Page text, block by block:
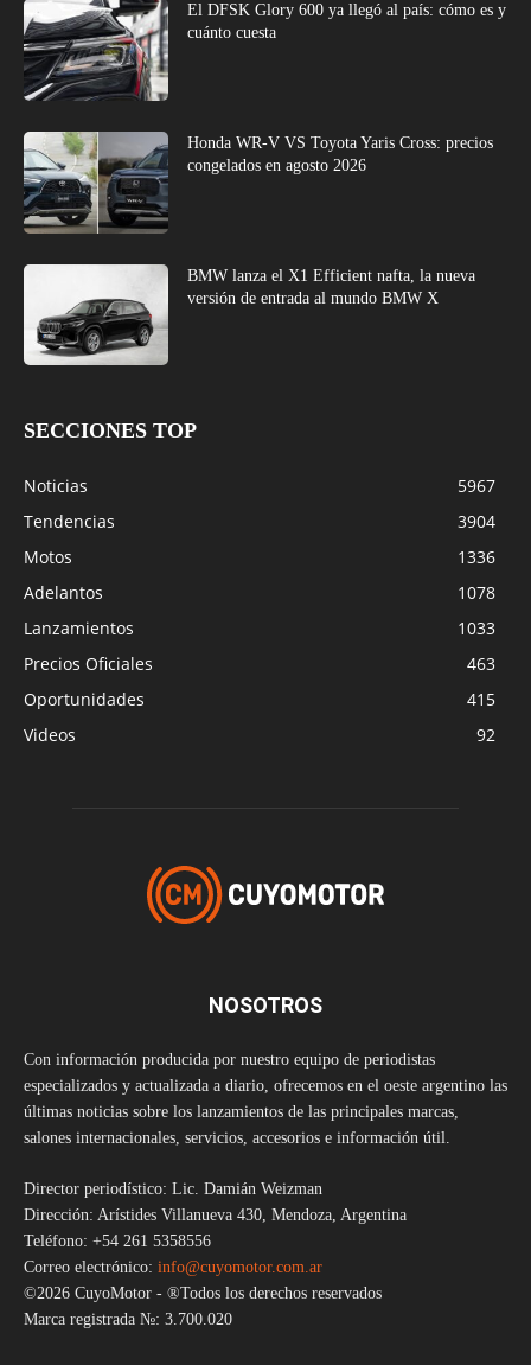
El DFSK Glory 600 ya llegó al país: cómo es y
cuánto cuesta
Honda WR-V VS Toyota Yaris Cross: precios
congelados en agosto 2026
BMW lanza el X1 Efficient nafta, la nueva
versión de entrada al mundo BMW X
SECCIONES TOP
Noticias
5967
Tendencias
3904
Motos
1336
Adelantos
1078
Lanzamientos
1033
Precios Oficiales
463
Oportunidades
415
Videos
92
NOSOTROS
Con información producida por nuestro equipo de periodistas
especializados y actualizada a diario, ofrecemos en el oeste argentino las
últimas noticias sobre los lanzamientos de las principales marcas,
salones internacionales, servicios, accesorios e información útil.
Director periodístico: Lic. Damián Weizman
Dirección: Arístides Villanueva 430, Mendoza, Argentina
Teléfono: +54 261 5358556
Correo electrónico: info@cuyomotor.com.ar
©2026 CuyoMotor - ®Todos los derechos reservados
Marca registrada №: 3.700.020